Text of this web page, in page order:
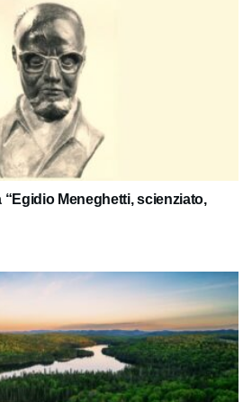
Meneghetti, scienziato,